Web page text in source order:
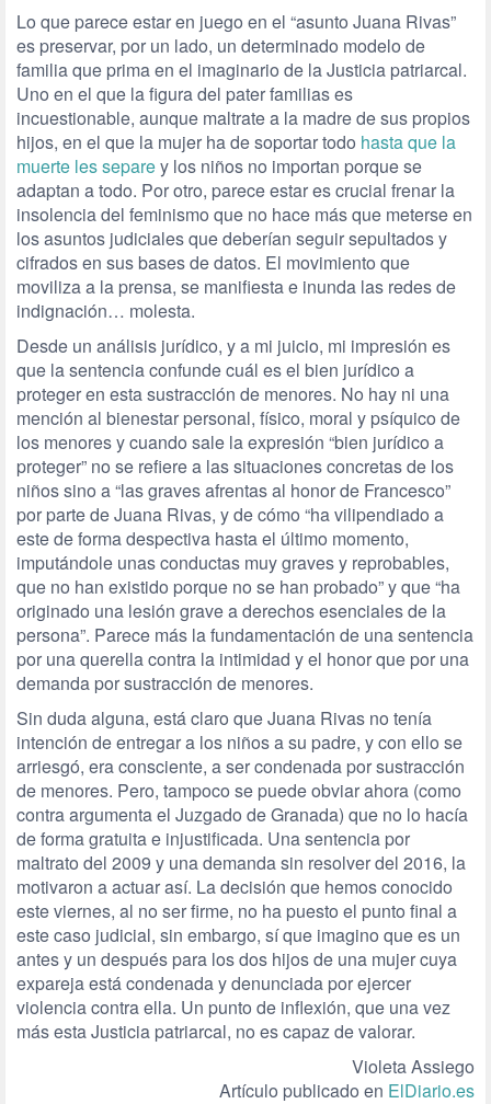
Lo que parece estar en juego en el “asunto Juana Rivas”
es preservar, por un lado, un determinado modelo de
familia que prima en el imaginario de la Justicia patriarcal.
Uno en el que la figura del pater familias es
incuestionable, aunque maltrate a la madre de sus propios
hijos, en el que la mujer ha de soportar todo hasta que la
muerte les separey los niños no importan porque se
adaptan a todo. Por otro, parece estar es crucial frenar la
insolencia del feminismo que no hace más que meterse en
los asuntos judiciales que deberían seguir sepultados y
cifrados en sus bases de datos. El movimiento que
moviliza a la prensa, se manifiesta e inunda las redes de
indignación… molesta.
Desde un análisis jurídico, y a mi juicio, mi impresión es
que la sentencia confunde cuál es el bien jurídico a
proteger en esta sustracción de menores. No hay ni una
mención al bienestar personal, físico, moral y psíquico de
los menores y cuando sale la expresión “bien jurídico a
proteger” no se refiere a las situaciones concretas de los
niños sino a “las graves afrentas al honor de Francesco”
por parte de Juana Rivas, y de cómo “ha vilipendiado a
este de forma despectiva hasta el último momento,
imputándole unas conductas muy graves y reprobables,
que no han existido porque no se han probado” y que “ha
originado una lesión grave a derechos esenciales de la
persona”. Parece más la fundamentación de una sentencia
por una querella contra la intimidad y el honor que por una
demanda por sustracción de menores.
Sin duda alguna, está claro que Juana Rivas no tenía
intención de entregar a los niños a su padre, y con ello se
arriesgó, era consciente, a ser condenada por sustracción
de menores. Pero, tampoco se puede obviar ahora (como
contra argumenta el Juzgado de Granada) que no lo hacía
de forma gratuita e injustificada. Una sentencia por
maltrato del 2009 y una demanda sin resolver del 2016, la
motivaron a actuar así. La decisión que hemos conocido
este viernes, al no ser firme, no ha puesto el punto final a
este caso judicial, sin embargo, sí que imagino que es un
antes y un después para los dos hijos de una mujer cuya
expareja está condenada y denunciada por ejercer
violencia contra ella. Un punto de inflexión, que una vez
más esta Justicia patriarcal, no es capaz de valorar.
Violeta Assiego
Artículo publicado en ElDiario.es